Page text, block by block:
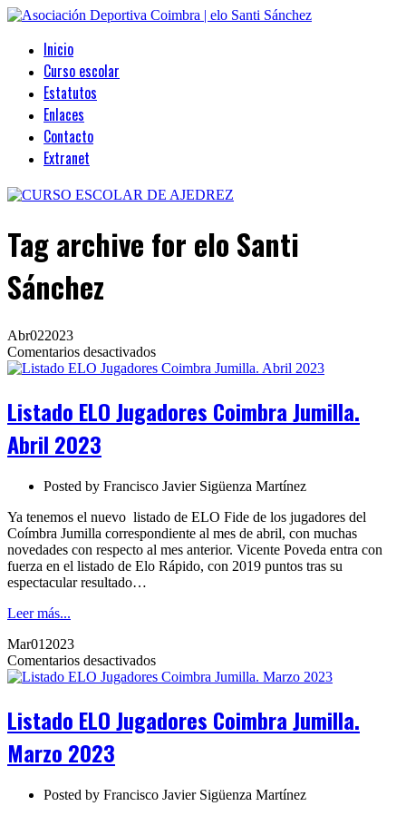
Inicio
Curso escolar
Estatutos
Enlaces
Contacto
Extranet
Tag archive for elo Santi
Sánchez
Abr022023
Comentarios desactivadosen
Listado
Coimbra
Listado ELO Jugadores Coimbra Jumilla.
Abril 2023
Posted by Francisco Javier Sigüenza Martínez
Ya tenemos el nuevo listado de ELO Fide de los jugadores del
Coímbra Jumilla correspondiente al mes de abril, con muchas
novedades con respecto al mes anterior. Vicente Poveda entra con
fuerza en el listado de Elo Rápido, con 2019 puntos tras su
espectacular resultado…
Leer más...
Mar01 2023
Comentarios desactivadosen
Listado
Coimbra
Listado ELO Jugadores Coimbra Jumilla.
Marzo 2023
Posted by Francisco Javier Sigüenza Martínez